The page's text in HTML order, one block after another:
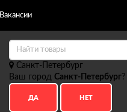
Вакансии
Санкт-Петербург
Ваш город Санкт-Петербург?